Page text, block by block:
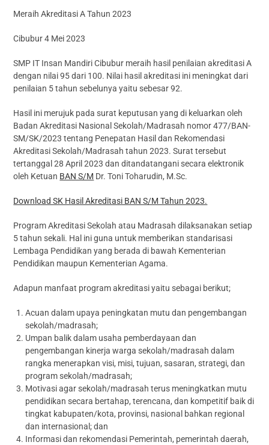
Meraih Akreditasi A Tahun 2023
Cibubur 4 Mei 2023
SMP IT Insan Mandiri Cibubur meraih hasil penilaian akreditasi A
dengan nilai 95 dari 100. Nilai hasil akreditasi ini meningkat dari
penilaian 5 tahun sebelunya yaitu sebesar 92.
Hasil ini merujuk pada surat keputusan yang di keluarkan oleh
Badan Akreditasi Nasional Sekolah/Madrasah nomor 477/BAN-
SM/SK/2023 tentang Penepatan Hasil dan Rekomendasi
Akreditasi Sekolah/Madrasah tahun 2023. Surat tersebut
tertanggal 28 April 2023 dan ditandatangani secara elektronik
oleh Ketuan BAN S/M Dr. Toni Toharudin, M.Sc.
Download SK Hasil Akreditasi BAN S/M Tahun 2023.
Program Akreditasi Sekolah atau Madrasah dilaksanakan setiap
5 tahun sekali. Hal ini guna untuk memberikan standarisasi
Lembaga Pendidikan yang berada di bawah Kementerian
Pendidikan maupun Kementerian Agama.
Adapun manfaat program akreditasi yaitu sebagai berikut;
Acuan dalam upaya peningkatan mutu dan pengembangan
sekolah/madrasah;
Umpan balik dalam usaha pemberdayaan dan
pengembangan kinerja warga sekolah/madrasah dalam
rangka menerapkan visi, misi, tujuan, sasaran, strategi, dan
program sekolah/madrasah;
Motivasi agar sekolah/madrasah terus meningkatkan mutu
pendidikan secara bertahap, terencana, dan kompetitif baik di
tingkat kabupaten/kota, provinsi, nasional bahkan regional
dan internasional; dan
Informasi dan rekomendasi Pemerintah, pemerintah daerah,